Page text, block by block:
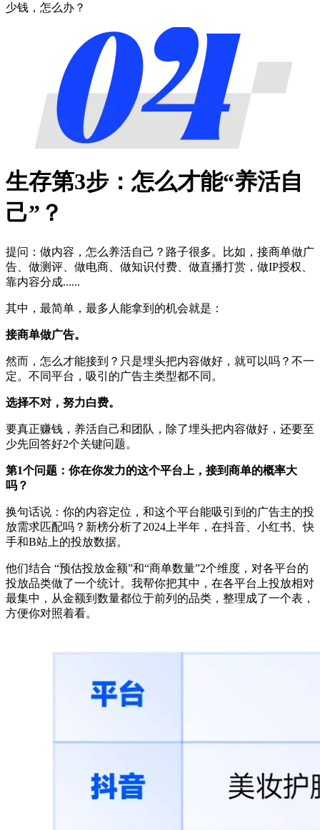
少钱，怎么办？
生存第3步：怎么才能“养活自
己”？
提问：做内容，怎么养活自己？路子很多。比如，接商单做广
告、做测评、做电商、做知识付费、做直播打赏，做IP授权、
靠内容分成......
其中，最简单，最多人能拿到的机会就是：
接商单做广告。
然而，怎么才能接到？只是埋头把内容做好，就可以吗？不一
定。不同平台，吸引的广告主类型都不同。
选择不对，努力白费。
要真正赚钱，养活自己和团队，除了埋头把内容做好，还要至
少先回答好2个关键问题。
第1个问题：你在你发力的这个平台上，接到商单的概率大
吗？
换句话说：你的内容定位，和这个平台能吸引到的广告主的投
放需求匹配吗？新榜分析了2024上半年，在抖音、小红书、快
手和B站上的投放数据。
他们结合 “预估投放金额”和“商单数量”2个维度，对各平台的
投放品类做了一个统计。我帮你把其中，在各平台上投放相对
最集中，从金额到数量都位于前列的品类，整理成了一个表，
方便你对照着看。